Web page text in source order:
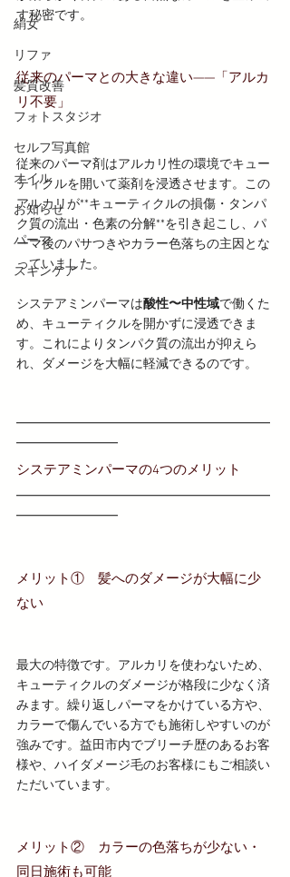
絹女
リファ
髪質改善
フォトスタジオ
セルフ写真館
オイル
お知らせ
パーマ
スキンケア
す秘密です。
従来のパーマとの大きな違い——「アルカ
リ不要」
従来のパーマ剤はアルカリ性の環境でキュー
ティクルを開いて薬剤を浸透させます。この
アルカリが**キューティクルの損傷・タンパ
ク質の流出・色素の分解**を引き起こし、パ
ーマ後のパサつきやカラー色落ちの主因とな
っていました。
システアミンパーマは酸性〜中性域で働くた
め、キューティクルを開かずに浸透できま
す。これによりタンパク質の流出が抑えら
れ、ダメージを大幅に軽減できるのです。
━━━━━━━━━━━━━━━━━━━━
━━━━━━━━
システアミンパーマの4つのメリット
━━━━━━━━━━━━━━━━━━━━
━━━━━━━━
メリット①　髪へのダメージが大幅に少
ない
最大の特徴です。アルカリを使わないため、
キューティクルのダメージが格段に少なく済
みます。繰り返しパーマをかけている方や、
カラーで傷んでいる方でも施術しやすいのが
強みです。益田市内でブリーチ歴のあるお客
様や、ハイダメージ毛のお客様にもご相談い
ただいています。
メリット②　カラーの色落ちが少ない・
同日施術も可能